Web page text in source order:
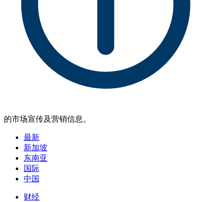
的市场宣传及营销信息。
最新
新加坡
东南亚
国际
中国
财经